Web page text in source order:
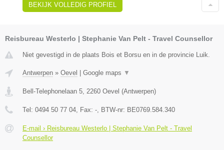
BEKIJK VOLLEDIG PROFIEL
Reisbureau Westerlo | Stephanie Van Pelt - Travel Counsellor
Niet gevestigd in de plaats Bois et Borsu en in de provincie Luik.
Antwerpen » Oevel Google maps ▼
Bell-Telephonelaan 5 2260 Oevel (Antwerpen)
Tel: 0494 50 77 04 , Fax: - , BTW-nr: BE0769.584.340
E-mail › Reisbureau Westerlo | Stephanie Van Pelt - Travel
Counsellor